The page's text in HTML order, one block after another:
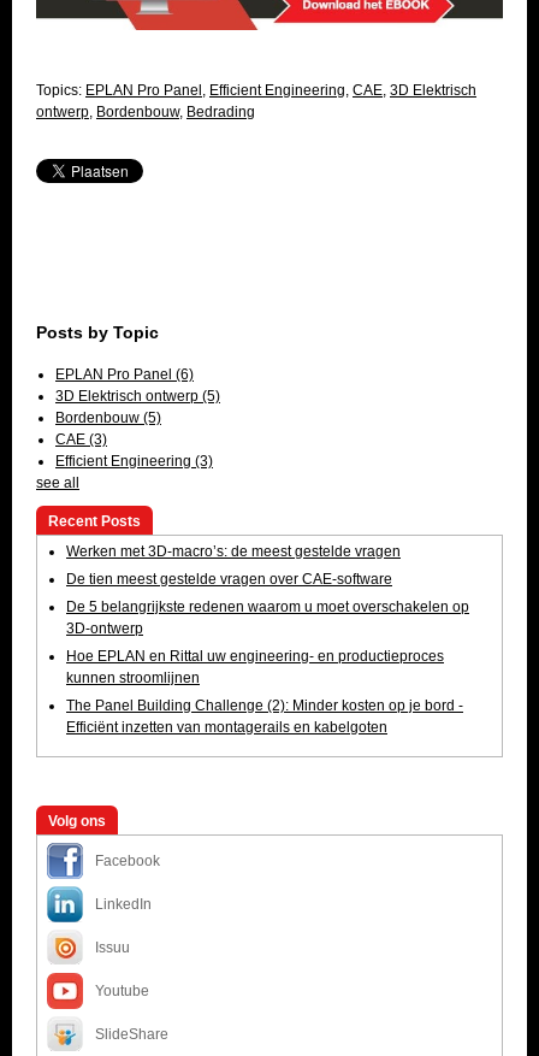
Topics: EPLAN Pro Panel , Efficient Engineering, CAE, 3D Elektrisch
ontwerp, Bordenbouw, Bedrading
Posts by Topic
EPLAN Pro Panel (6)
3D Elektrisch ontwerp (5)
Bordenbouw (5)
CAE (3)
Efficient Engineering (3)
see all
Recent Posts
Werken met 3D-macro’s: de meest gestelde vragen
De tien meest gestelde vragen over CAE-software
De 5 belangrijkste redenen waarom u moet overschakelen op
3D-ontwerp
Hoe EPLAN en Rittal uw engineering- en productieproces
kunnen stroomlijnen
The Panel Building Challenge (2): Minder kosten op je bord -
Efficiënt inzetten van montagerails en kabelgoten
Volg ons
Facebook
LinkedIn
Issuu
Youtube
SlideShare